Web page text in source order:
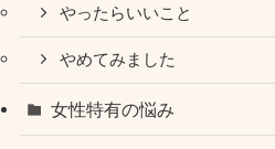
やったらいいこと
やめてみました
女性特有の悩み